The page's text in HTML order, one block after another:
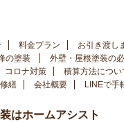
料金プラン お引き渡し
の塗装 外壁・屋根塗装の
コロナ対策 積算方法につい
繕 会社概要 LINEで手
装はホームアシスト